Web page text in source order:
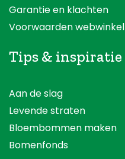
Garantie en klachten
Voorwaarden webwinkel
Tips & inspiratie
Aan de slag
Levende straten
Bloembommen maken
Bomenfonds